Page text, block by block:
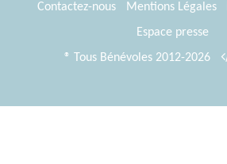
Contactez-nous
Mentions Légales
Espace presse
® Tous Bénévoles 2012-2026